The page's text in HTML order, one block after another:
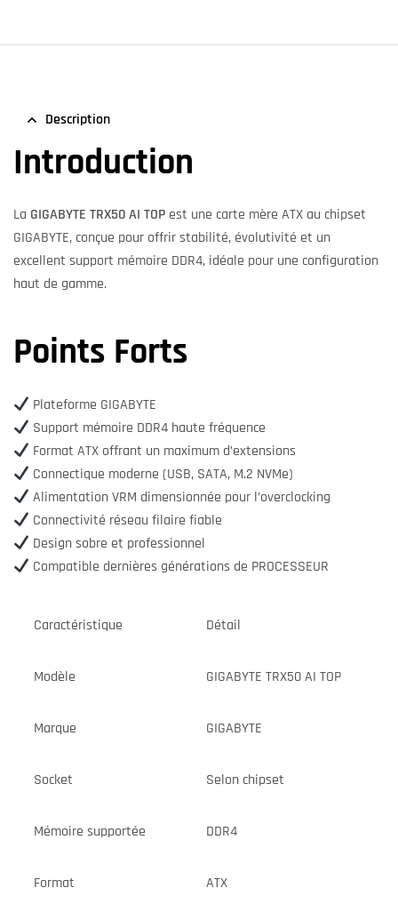
Description
Introduction
La GIGABYTE TRX50 AI TOP est une carte mère ATX au chipset
GIGABYTE, conçue pour offrir stabilité, évolutivité et un
excellent support mémoire DDR4, idéale pour une configuration
haut de gamme.
Points Forts
Plateforme GIGABYTE
Support mémoire DDR4 haute fréquence
Format ATX offrant un maximum d’extensions
Connectique moderne (USB, SATA, M.2 NVMe)
Alimentation VRM dimensionnée pour l’overclocking
Connectivité réseau filaire fiable
Design sobre et professionnel
Compatible dernières générations de PROCESSEUR
Caractéristique Détail
Modèle GIGABYTE TRX50 AI TOP
Marque GIGABYTE
Socket Selon chipset
Mémoire supportée DDR4
Format ATX